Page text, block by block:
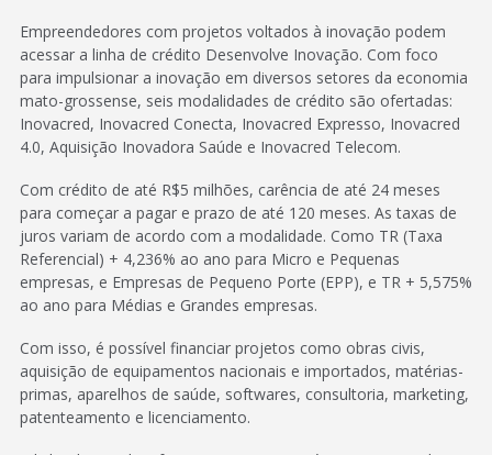
Empreendedores com projetos voltados à inovação podem
acessar a linha de crédito Desenvolve Inovação. Com foco
para impulsionar a inovação em diversos setores da economia
mato-grossense, seis modalidades de crédito são ofertadas:
Inovacred, Inovacred Conecta, Inovacred Expresso, Inovacred
4.0, Aquisição Inovadora Saúde e Inovacred Telecom.
Com crédito de até R$5 milhões, carência de até 24 meses
para começar a pagar e prazo de até 120 meses. As taxas de
juros variam de acordo com a modalidade. Como TR (Taxa
Referencial) + 4,236% ao ano para Micro e Pequenas
empresas, e Empresas de Pequeno Porte (EPP), e TR + 5,575%
ao ano para Médias e Grandes empresas.
Com isso, é possível financiar projetos como obras civis,
aquisição de equipamentos nacionais e importados, matérias-
primas, aparelhos de saúde, softwares, consultoria, marketing,
patenteamento e licenciamento.